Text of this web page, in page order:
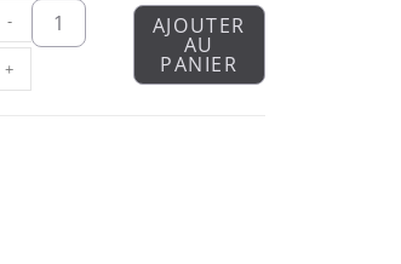
-
+
AJOUTER
AU
PANIER